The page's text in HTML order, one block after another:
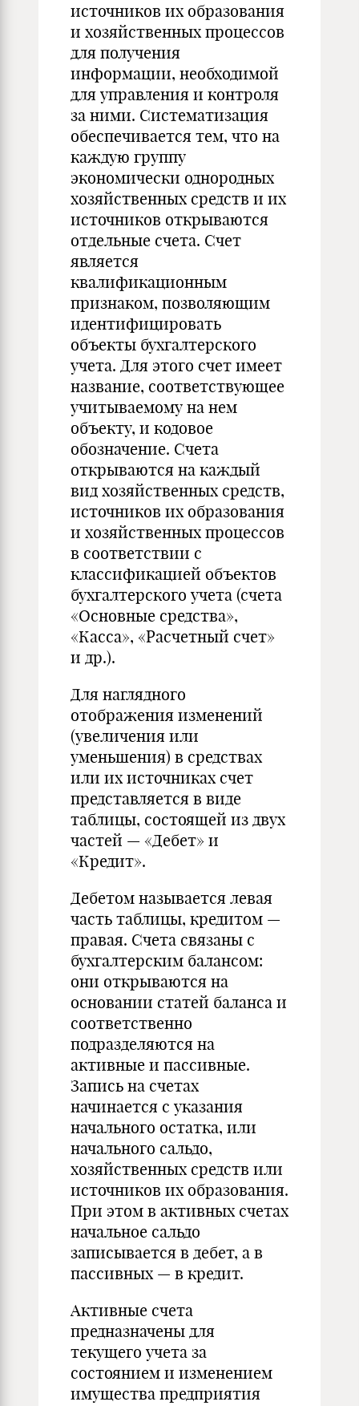
источников их образования
и хозяйственных процессов
для получения
информации, необходимой
для управления и контроля
за ними. Систематизация
обеспечивается тем, что на
каждую группу
экономически однородных
хозяйственных средств и их
источников открываются
отдельные счета. Счет
является
квалификационным
признаком, позволяющим
идентифицировать
объекты бухгалтерского
учета. Для этого счет имеет
название, соответствующее
учитываемому на нем
объекту, и кодовое
обозначение. Счета
открываются на каждый
вид хозяйственных средств,
источников их образования
и хозяйственных процессов
в соответствии с
классификацией объектов
бухгалтерского учета (счета
«Основные средства»,
«Касса», «Расчетный счет»
и др.).
Для наглядного
отображения изменений
(увеличения или
уменьшения) в средствах
или их источниках счет
представляется в виде
таблицы, состоящей из двух
частей — «Дебет» и
«Кредит».
Дебетом называется левая
часть таблицы, кредитом —
правая. Счета связаны с
бухгалтерским балансом:
они открываются на
основании статей баланса и
соответственно
подразделяются на
активные и пассивные.
Запись на счетах
начинается с указания
начального остатка, или
начального сальдо,
хозяйственных средств или
источников их образования.
При этом в активных счетах
начальное сальдо
записывается в дебет, а в
пассивных — в кредит.
Активные счета
предназначены для
текущего учета за
состоянием и изменением
имущества предприятия